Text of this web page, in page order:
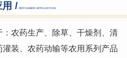
用 / DEFOAMER APPLICATION
农药生产、除草、干燥剂、清
装、农药动输等农用系列产品